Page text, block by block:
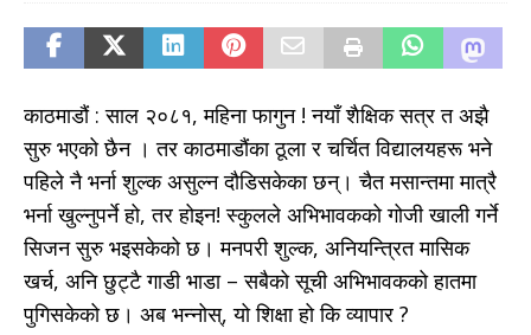
काठमाडौं : साल २०८१, महिना फागुन ! नयाँ शैक्षिक सत्र त अझै
सुरु भएको छैन । तर काठमाडौंका ठूला र चर्चित विद्यालयहरू भने
पहिले नै भर्ना शुल्क असुल्न दौडिसकेका छन्। चैत मसान्तमा मात्रै
भर्ना खुल्नुपर्ने हो, तर होइन! स्कुलले अभिभावकको गोजी खाली गर्ने
सिजन सुरु भइसकेको छ। मनपरी शुल्क, अनियन्त्रित मासिक
खर्च, अनि छुट्टै गाडी भाडा – सबैको सूची अभिभावकको हातमा
पुगिसकेको छ। अब भन्नोस्, यो शिक्षा हो कि व्यापार ?